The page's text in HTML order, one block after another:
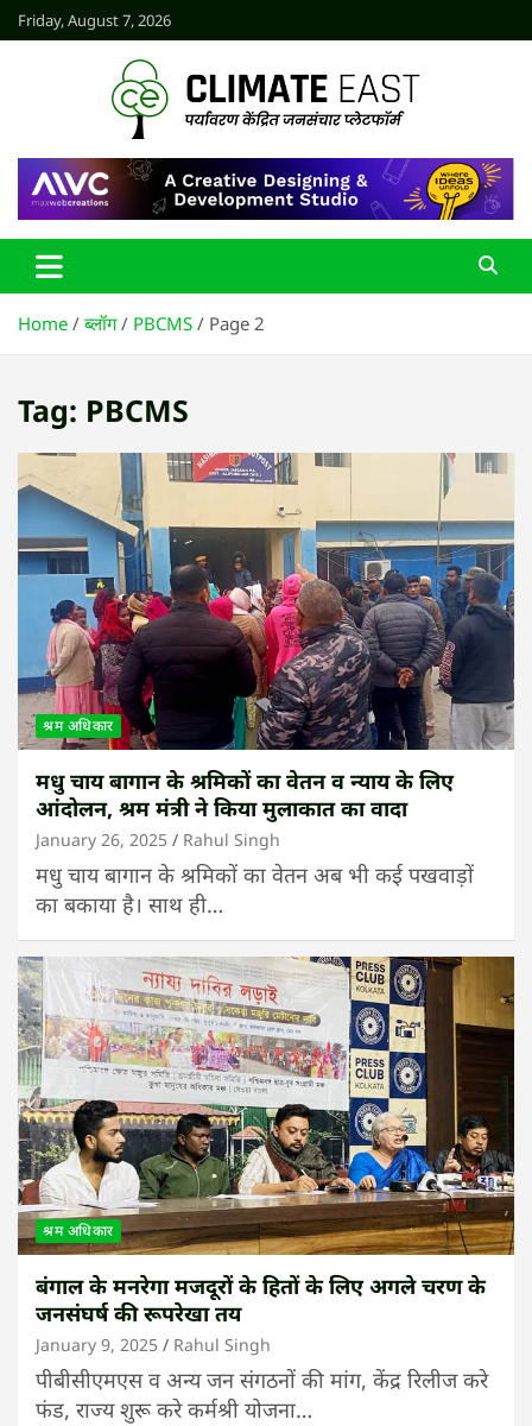
Skip
to
Friday, August 7, 2026
CLIMATE EAST
Home ब्लॉग PBCMS Page 2
Tag: PBCMS
श्रम अधिकार
मधु चाय बागान के श्रमिकों का वेतन व न्याय के लिए
आंदोलन, श्रम मंत्री ने किया मुलाकात का वादा
January 26, 2025 Rahul Singh
मधु चाय बागान के श्रमिकों का वेतन अब भी कई पखवाड़ों
का बकाया है। साथ ही…
श्रम अधिकार
बंगाल के मनरेगा मजदूरों के हितों के लिए अगले चरण के
जनसंघर्ष की रूपरेखा तय
January 9, 2025 Rahul Singh
पीबीसीएमएस व अन्य जन संगठनों की मांग, केंद्र रिलीज करे
फंड, राज्य शुरू करे कर्मश्री योजना…